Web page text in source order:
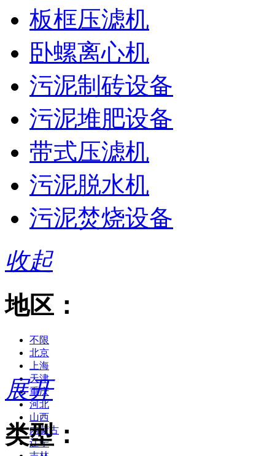
板框压滤机
卧螺离心机
污泥制砖设备
污泥堆肥设备
带式压滤机
污泥脱水机
污泥焚烧设备
收起
地区：
不限
北京
上海
天津
重庆
河北
山西
内蒙古
辽宁
展开
类型：